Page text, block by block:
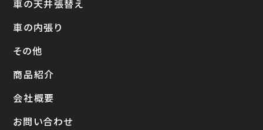
車の天井張替え
車の内張り
その他
商品紹介
会社概要
お問い合わせ